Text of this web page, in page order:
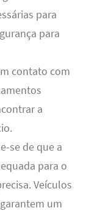
para
para
contato com
a
se de que a
para o
Veículos
um